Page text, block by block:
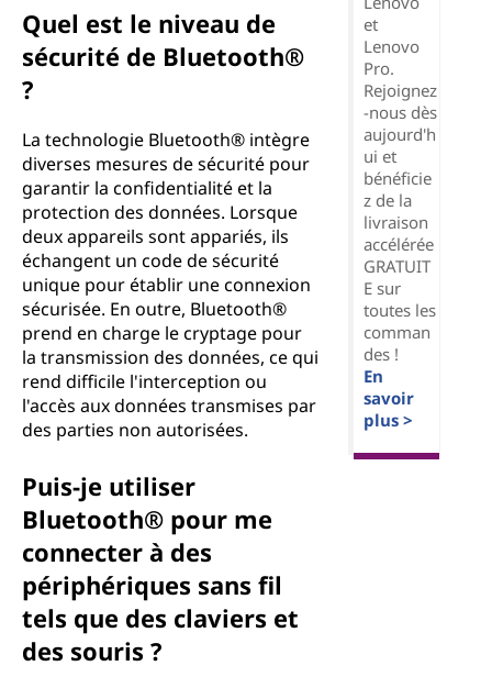
Quel est le niveau de
sécurité de Bluetooth®
?
La technologie Bluetooth® intègre
diverses mesures de sécurité pour
garantir la confidentialité et la
protection des données. Lorsque
deux appareils sont appariés, ils
échangent un code de sécurité
unique pour établir une connexion
sécurisée. En outre, Bluetooth®
prend en charge le cryptage pour
la transmission des données, ce qui
rend difficile l'interception ou
l'accès aux données transmises par
des parties non autorisées.
Puis-je utiliser
Bluetooth® pour me
connecter à des
périphériques sans fil
tels que des claviers et
des souris ?
et
Lenovo
Pro.
Rejoignez
-nous dès
aujourd'h
ui et
bénéficie
z de la
livraison
accélérée
GRATUIT
E sur
toutes les
comman
des !
En
savoir
plus >